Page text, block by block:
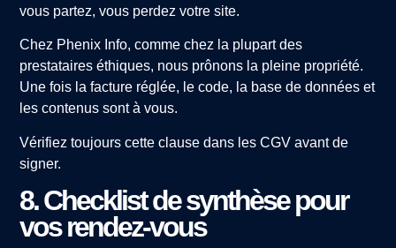
vous partez, vous perdez votre site.
Chez Phenix Info, comme chez la plupart des
prestataires éthiques, nous prônons la pleine propriété.
Une fois la facture réglée, le code, la base de données et
les contenus sont à vous.
Vérifiez toujours cette clause dans les CGV avant de
signer.
8. Checklist de synthèse pour
vos rendez-vous